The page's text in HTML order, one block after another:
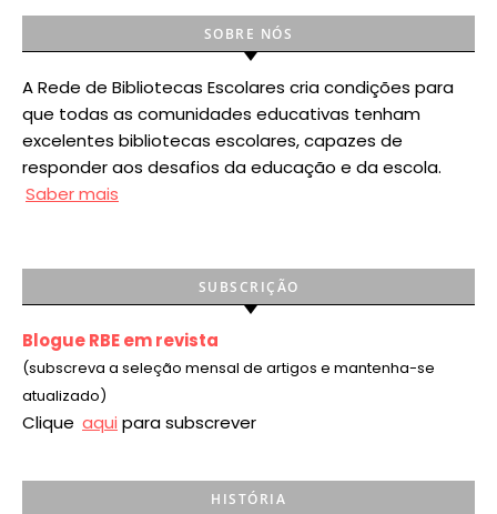
SOBRE NÓS
A Rede de Bibliotecas Escolares cria condições para
que todas as comunidades educativas tenham
excelentes bibliotecas escolares, capazes de
responder aos desafios da educação e da escola.
Saber mais
SUBSCRIÇÃO
Blogue RBE em revista
(subscreva a seleção mensal de artigos e mantenha-se
atualizado)
Clique aqui para subscrever
HISTÓRIA